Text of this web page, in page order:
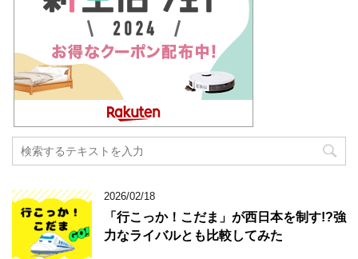
2026/02/18
「行こっか！こだま」が西日本を制す!?強
力なライバルとも比較してみた